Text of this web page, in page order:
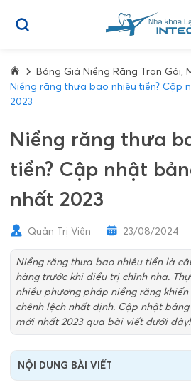
Bảng Giá Niềng Răng Trọn Gói,
Niềng răng thưa bao nhiêu tiền? Cập
2023
Niềng răng thưa
tiền? Cập nhật
nhất 2023
Quản Trị Viên 23/08/2024
Niềng răng thưa bao nhiêu tiền là
hàng trước khi điều trị chỉnh nha.
nhiều phương pháp niềng răng
chênh lệch nhất định. Cập nhật
mới nhất 2023 qua bài viết dưới đây!
NỘI DUNG BÀI VIẾT